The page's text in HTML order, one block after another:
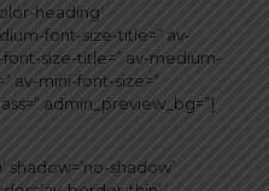
heading’
font-size-title=” av-
size-title=” av-medium-
av-mini-font-size=”
admin_preview_bg=”]
shadow=’no-shadow’